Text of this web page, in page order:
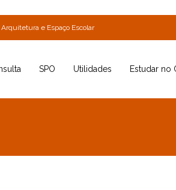
Arquitetura e Espaço Escolar
SPO Utilidades Estudar no